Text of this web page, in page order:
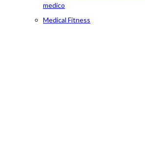
medico
Medical Fitness